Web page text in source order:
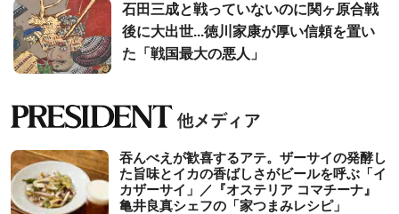
石田三成と戦っていないのに関ヶ原合戦
後に大出世...徳川家康が厚い信頼を置い
た「戦国最大の悪人」
吞んべえが歓喜するアテ。ザーサイの発酵し
た旨味とイカの香ばしさがビールを呼ぶ「イ
カザーサイ」／『オステリア コマチーナ』
⻲井良真シェフの「家つまみレシピ」